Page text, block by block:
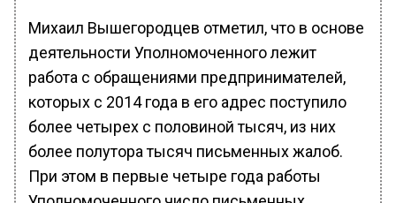
Михаил Вышегородцев отметил, что в основе
деятельности Уполномоченного лежит
работа с обращениями предпринимателей,
которых с 2014 года в его адрес поступило
более четырех с половиной тысяч, из них
более полутора тысяч письменных жалоб.
При этом в первые четыре года работы